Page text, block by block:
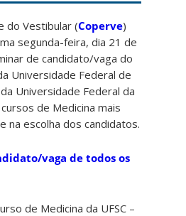
do Vestibular (Coperve)
segunda-feira, dia 21 de
de candidato/vaga do
Universidade Federal de
Universidade Federal da
de Medicina mais
na escolha dos candidatos.
vaga de todos os
de Medicina da UFSC –